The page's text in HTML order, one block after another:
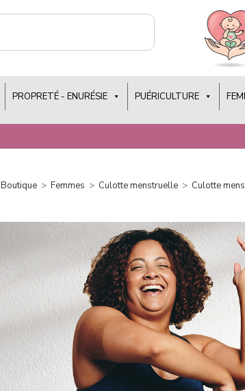
PROPRETÉ - ENURÉSIE PUÉRICULTURE
Boutique > Femmes > Culotte menstruelle > Culotte